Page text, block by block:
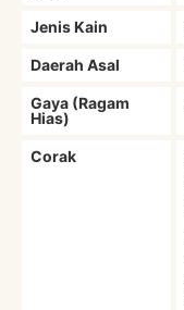
Jenis Kain
Daerah Asal
Gaya (Ragam
Hias)
Corak